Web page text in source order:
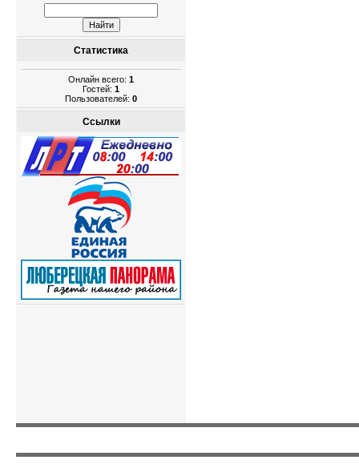
Статистика
Онлайн всего: 1
Гостей: 1
Пользователей: 0
Ссылки